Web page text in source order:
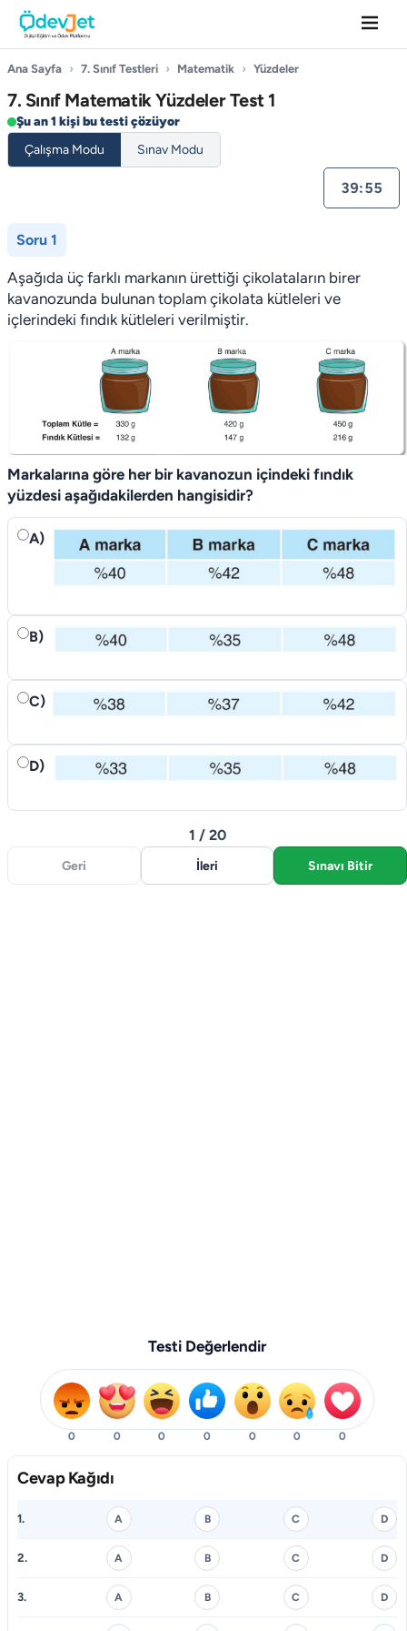
Ana Sayfa › 7. Sınıf Testleri › Matematik › Yüzdeler
7. Sınıf Matematik Yüzdeler Test 1
Şu an 1 kişi bu testi çözüyor
Çalışma Modu
Sınav Modu
39:55
Soru 1
Aşağıda üç farklı markanın ürettiği çikolataların birer
kavanozunda bulunan toplam çikolata kütleleri ve
içlerindeki fındık kütleleri verilmiştir.
Markalarına göre her bir kavanozun içindeki fındık
yüzdesi aşağıdakilerden hangisidir?
A)
B)
C)
D)
Geri
1 / 20
İleri Sınavı Bitir
Testi Değerlendir
0 0 0 0 0 0 0
Cevap Kağıdı
1. A B C D
2. A B C D
3. A B C D